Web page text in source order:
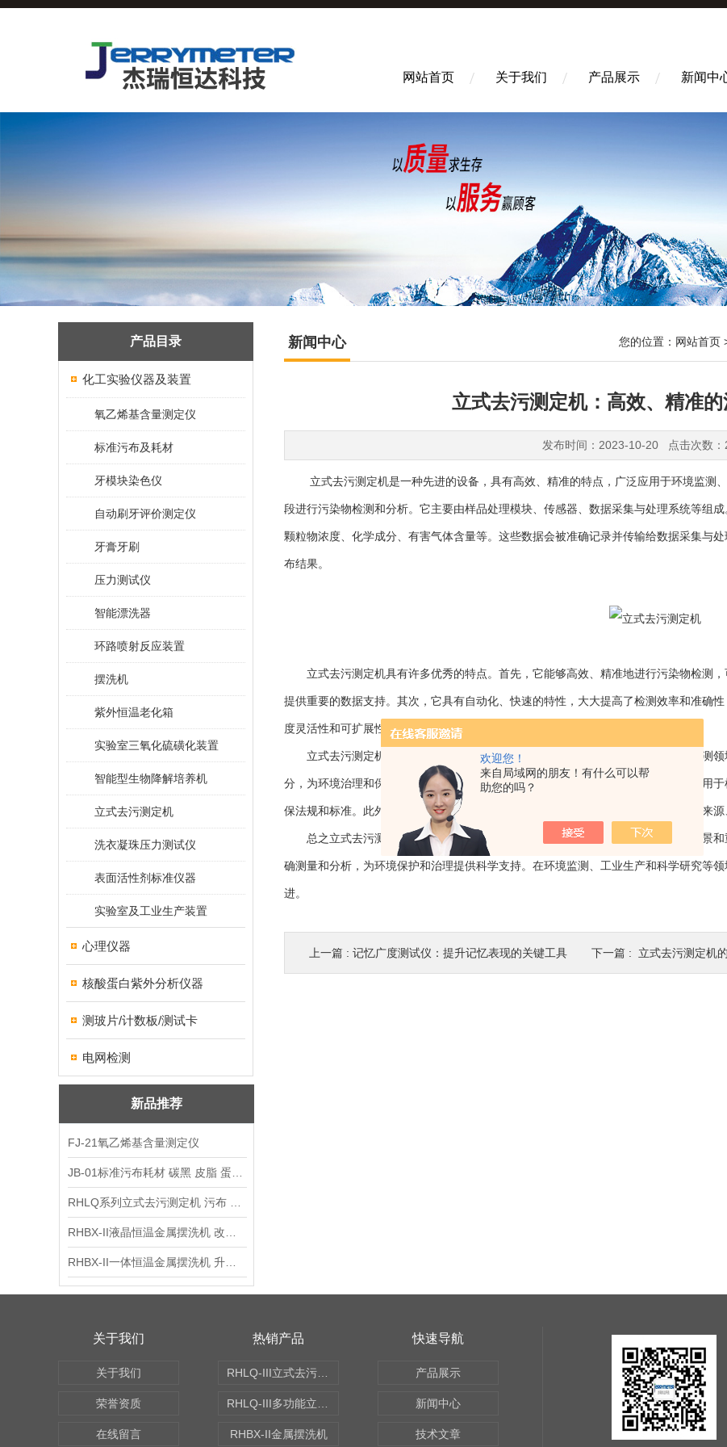
欢迎您！
来自局域网的朋友！有什么可以帮
助您的吗？
网站首页 关于我们 产品展示 新闻中
产品目录
化工实验仪器及装置
氧乙烯基含量测定仪
标准污布及耗材
牙模块染色仪
自动刷牙评价测定仪
牙膏牙刷
压力测试仪
智能漂洗器
环路喷射反应装置
摆洗机
紫外恒温老化箱
实验室三氧化硫磺化装置
智能型生物降解培养机
立式去污测定机
洗衣凝珠压力测试仪
表面活性剂标准仪器
实验室及工业生产装置
心理仪器
核酸蛋白紫外分析仪器
测玻片/计数板/测试卡
电网检测
新品推荐
FJ-21氧乙烯基含量测定仪
新闻中心 您的位置： 网站首页
立式去污测定机：高效、精准
发布时间：2023-10-20 点击次数：
立式去污测定机是一种先进的设备，具有高效、精准的特点，广泛应用于环境监测
段进行污染物检测和分析。它主要由样品处理模块、传感器、数据采集与处理系统等组
颗粒物浓度、化学成分、有害气体含量等。这些数据会被准确记录并传输给数据采集与
布结果。
立式去污测定机具有许多优秀的特点。首先，它能够高效、精准地进行污染物检测，
提供重要的数据支持。其次，它具有自动化、快速的特性，大大提高了检测效率和准确
度灵活性和可扩展性，可根据需要进行组合、升级，适应各种不同的检测需求。
立式去污测定机在实际应用中具有广泛的价值。首先，它可被广泛应用于环境监测领
分，为环境治理和保护提供科学依据。其次，它在工业生产中有着重要的应用，可以用
保法规和标准。此外去污测定机还可应用于科学研究领域，辅助研究人员进行污染物来
总之立式去污测定机作为一种高效、精准的污染物检测利器，具有广泛的应用前景和
确测量和分析，为环境保护和治理提供科学支持。在环境监测、工业生产和科学研究等
进。
上一篇 : 记忆广度测试仪：提升记忆表现的关键工具 下一篇 : 立式去污测定机
关于我们
关于我们
荣誉资质
在线留言
热销产品
RHBX-II金属摆洗机
快速导航
产品展示
新闻中心
技术文章